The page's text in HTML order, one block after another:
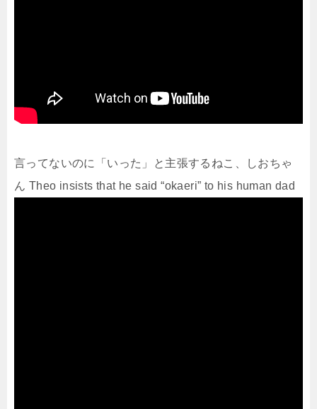
言ってないのに「いった」と主張するねこ、しおちゃ
ん Theo insists that he said “okaeri” to his human dad